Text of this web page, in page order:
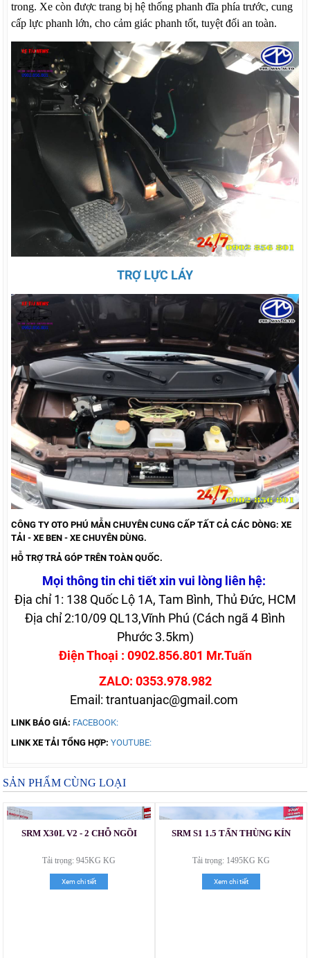
trong.Xe còn được trang bị hệ thống phanh đĩa phía trước, cung
cấp lực phanh lớn, cho cảm giác phanh tốt, tuyệt đối an toàn.
TRỢ LỰC LÁY
CÔNG TY OTO PHÚ MẪN CHUYÊN CUNG CẤP TẤT CẢ CÁC DÒNG: XE
TẢI - XE BEN - XE CHUYÊN DÙNG.
HỖ TRỢ TRẢ GÓP TRÊN TOÀN QUỐC.
Mọi thông tin chi tiết xin vui lòng liên hệ:
Địa chỉ 1: 138 Quốc Lộ 1A, Tam Bình, Thủ Đức, HCM
Địa chỉ 2:10/09 QL13,Vĩnh Phú (Cách ngã 4 Bình
Phước 3.5km)
Điện Thoại : 0902.856.801 Mr.Tuấn
ZALO: 0353.978.982
Email: trantuanjac@gmail.com
LINK BÁO GIÁ: FACEBOOK:
LINK XE TẢI TỔNG HỢP: YOUTUBE:
SẢN PHẨM CÙNG LOẠI
SRM X30L V2 - 2 CHỖ NGỒI
Tải trọng: 945KG KG
Xem chi tiết
SRM S1 1.5 TẤN THÙNG KÍN
Tải trọng: 1495KG KG
Xem chi tiết